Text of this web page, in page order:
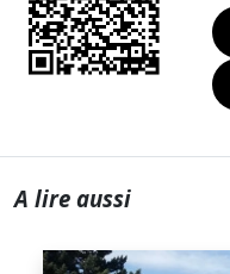
A lire aussi